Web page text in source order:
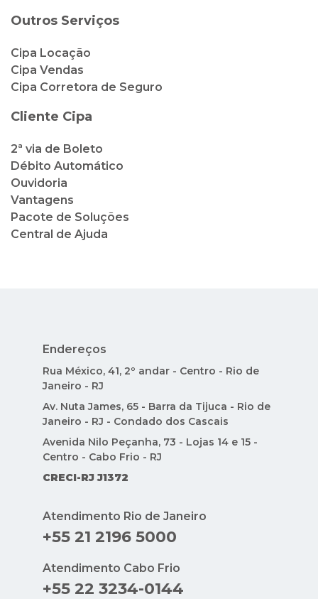
Outros Serviços
Cipa Locação
Cipa Vendas
Cipa Corretora de Seguro
Cliente Cipa
2ª via de Boleto
Débito Automático
Ouvidoria
Vantagens
Pacote de Soluções
Central de Ajuda
Endereços
Rua México, 41, 2º andar - Centro - Rio de
Janeiro - RJ
Av. Nuta James, 65 - Barra da Tijuca - Rio de
Janeiro - RJ - Condado dos Cascais
Avenida Nilo Peçanha, 73 - Lojas 14 e 15 -
Centro - Cabo Frio - RJ
CRECI-RJ J1372
Atendimento Rio de Janeiro
+55 21 2196 5000
Atendimento Cabo Frio
+55 22 3234-0144